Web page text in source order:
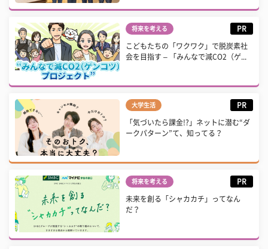
将来を考える PR
こどもたちの「ワクワク」で脱炭素社
会を目指す – 「みんなで減CO2（ゲ...
大学生活 PR
「気づいたら課金!?」ネットに潜む“ダ
ークパターン”て、知ってる？
将来を考える PR
未来を創る「シャカカチ」ってなん
だ？